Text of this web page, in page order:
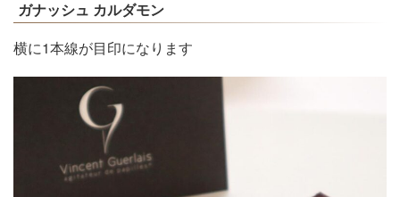
ガナッシュ カルダモン
横に1本線が目印になります